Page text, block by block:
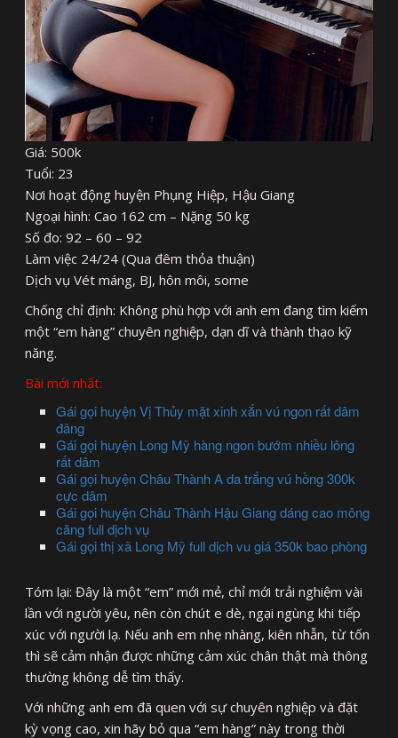
Giá: 500k
Tuổi: 23
Nơi hoạt động huyện Phụng Hiệp, Hậu Giang
Ngoại hình: Cao 162 cm – Nặng 50 kg
Số đo: 92 – 60 – 92
Làm việc 24/24 (Qua đêm thỏa thuận)
Dịch vụ Vét máng, BJ, hôn môi, some
Chống chỉ định: Không phù hợp với anh em đang tìm kiếm
một “em hàng” chuyên nghiệp, dạn dĩ và thành thạo kỹ
năng.
Bài mới nhất:
Gái gọi huyện Vị Thủy mặt xinh xắn vú ngon rất dâm
đãng
Gái gọi huyện Long Mỹ hàng ngon bướm nhiều lông
rất dâm
Gái gọi huyện Châu Thành A da trắng vú hồng 300k
cực dâm
Gái gọi huyện Châu Thành Hậu Giang dáng cao mông
căng full dịch vụ
Gái gọi thị xã Long Mỹ full dịch vu giá 350k bao phòng
Tóm lại: Đây là một “em” mới mẻ, chỉ mới trải nghiệm vài
lần với người yêu, nên còn chút e dè, ngại ngùng khi tiếp
xúc với người lạ. Nếu anh em nhẹ nhàng, kiên nhẫn, từ tốn
thì sẽ cảm nhận được những cảm xúc chân thật mà thông
thường không dễ tìm thấy.
Với những anh em đã quen với sự chuyên nghiệp và đặt
kỳ vọng cao, xin hãy bỏ qua “em hàng” này trong thời